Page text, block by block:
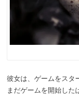
彼女は、ゲームをスタ
まだゲームを開始した